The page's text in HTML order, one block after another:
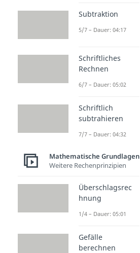
Subtraktion
5/7 – Dauer: 04:17
Schriftliches
Rechnen
6/7 – Dauer: 05:02
Schriftlich
subtrahieren
7/7 – Dauer: 04:32
Mathematische Grundlagen
Weitere Rechenprinzipien
Überschlagsrec
hnung
1/4 – Dauer: 05:01
Gefälle
berechnen